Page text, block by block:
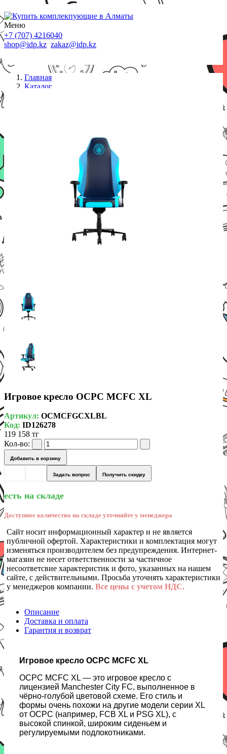
Меню
+7 (707) 4216040
shop@idp.kz zakaz@idp.kz
Главная
Каталог
Игровое кресло OCPC MCFC XL
Артикул: OCMCFGCXLBL
Код: ID126278
119 158 тг
Кол-во:
Добавить в корзину
Задать вопрос Получить скидку
есть на складе
Доступное количество на складе уточняйте у менеджера
Сайт носит информационный характер и не является
публичной офертой. Характеристики и комплектация могут
изменяться производителем без предупреждения. Интернет-
магазин не несет ответственности за частичное
несоответсвие характеристик и фото, указанных на нашем
сайте, с действительными. Просьба уточнять характеристики
у менеджеров компании. Все цены с учетом НДС.
Описание
Доставка и оплата
Гарантия и возврат
Игровое кресло OCPC MCFC XL
OCPC MCFC XL — это игровое кресло с
лицензией Manchester City FC, выполненное в
чёрно-голубой цветовой схеме. Его стиль и
формы очень похожи на другие модели серии XL
от OCPC (например, FCB XL и PSG XL), с
высокой спинкой, широким сиденьем и
регулируемыми подлокотниками.